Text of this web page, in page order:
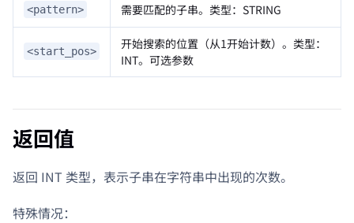
<pattern> 需要匹配的子串。类型：STRING
<start_pos>
开始搜索的位置（从1开始计数）。类型：
INT。可选参数
返回值
返回 INT 类型，表示子串在字符串中出现的次数。
特殊情况：